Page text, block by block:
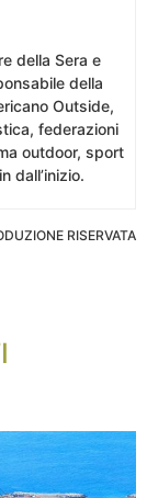
della Sera e
della
Outside,
federazioni
outdoor, sport
dall’inizio.
RISERVATA